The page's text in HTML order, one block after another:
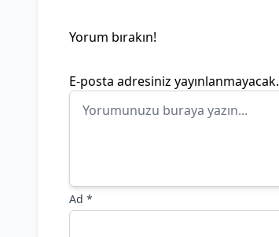
Yorum bırakın!
E-posta adresiniz yayınlanmayacak.
Ad *